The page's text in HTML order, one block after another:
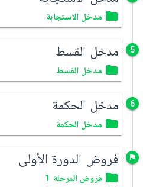
مدخل الاستجابة
5 مدخل القسط
مدخل القسط
6 مدخل الحكمة
مدخل الحكمة
فروض الدورة الأولى
فروض المرحلة 1